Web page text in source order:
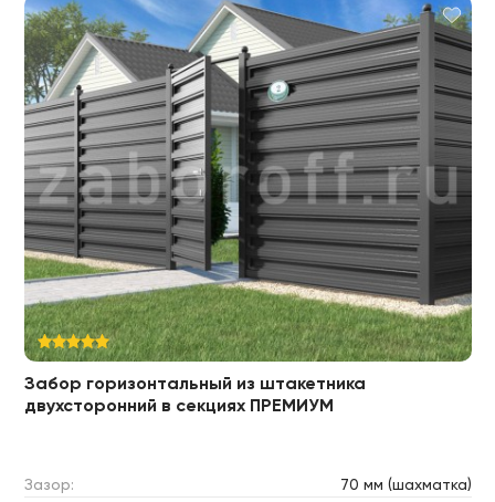
Забор горизонтальный из штакетника
двухсторонний в секциях ПРЕМИУМ
Зазор:
70 мм (шахматка)